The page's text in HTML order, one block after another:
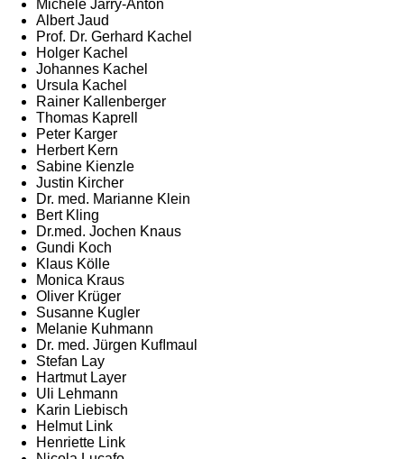
Michele Jarry-Anton
Albert Jaud
Prof. Dr. Gerhard Kachel
Holger Kachel
Johannes Kachel
Ursula Kachel
Rainer Kallenberger
Thomas Kaprell
Peter Karger
Herbert Kern
Sabine Kienzle
Justin Kircher
Dr. med. Marianne Klein
Bert Kling
Dr.med. Jochen Knaus
Gundi Koch
Klaus Kölle
Monica Kraus
Oliver Krüger
Susanne Kugler
Melanie Kuhmann
Dr. med. Jürgen Kuﬂmaul
Stefan Lay
Hartmut Layer
Uli Lehmann
Karin Liebisch
Helmut Link
Henriette Link